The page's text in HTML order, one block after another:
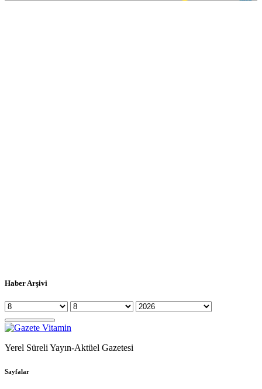
Haber Arşivi
Yerel Süreli Yayın-Aktüel Gazetesi
Sayfalar